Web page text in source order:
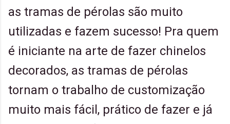
as tramas de pérolas são muito
utilizadas e fazem sucesso! Pra quem
é iniciante na arte de fazer chinelos
decorados, as tramas de pérolas
tornam o trabalho de customização
muito mais fácil, prático de fazer e já